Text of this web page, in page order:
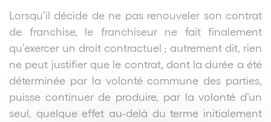
Lorsqu’il décide de ne pas renouveler son contrat
de franchise, le franchiseur ne fait finalement
qu’exercer un droit contractuel ; autrement dit, rien
ne peut justifier que le contrat, dont la durée a été
déterminée par la volonté commune des parties,
puisse continuer de produire, par la volonté d’un
seul, quelque effet au-delà du terme initialement